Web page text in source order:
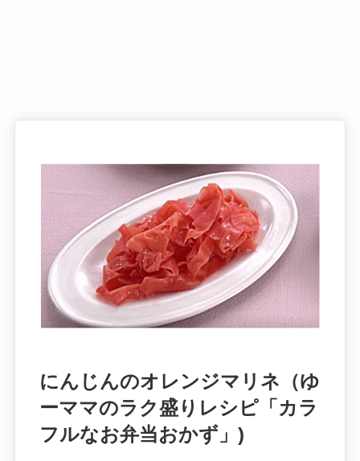
にんじんのオレンジマリネ（ゆ
ーママのラク盛りレシピ「カラ
フルなお弁当おかず」)